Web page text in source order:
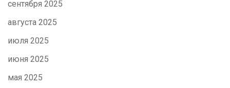
сентября 2025
августа 2025
июля 2025
июня 2025
мая 2025